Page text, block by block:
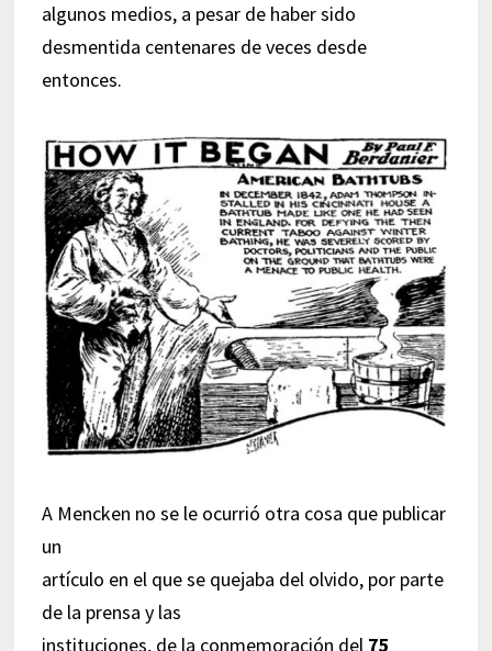
algunos medios, a pesar de haber sido
desmentida centenares de veces desde
entonces.
A Mencken no se le ocurrió otra cosa que publicar
un
artículo en el que se quejaba del olvido, por parte
de la prensa y las
instituciones, de la conmemoración del 75